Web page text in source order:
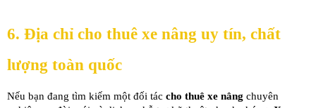
6. Địa chỉ cho thuê xe nâng uy tín, chất
lượng toàn quốc
Nếu bạn đang tìm kiếm một đối tác cho thuê xe nâng chuyên